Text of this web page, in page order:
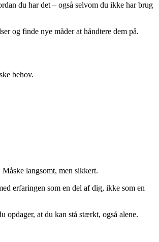
du har det – også selvom du ikke har brug
og finde nye måder at håndtere dem på.
behov.
langsomt, men sikkert.
erfaringen som en del af dig, ikke som en
opdager, at du kan stå stærkt, også alene.